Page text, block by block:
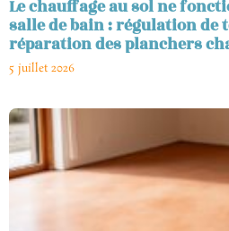
Le chauffage au sol ne
salle de bain : régulation de
réparation des planchers
5 juillet 2026